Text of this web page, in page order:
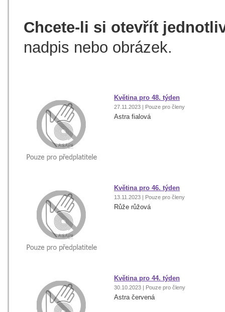
Chcete-li si otevřít
nadpis nebo obrázek.
Květina pro 48. týden
27.11.2023 | Pouze pro členy
Astra fialová
Květina pro 46. týden
13.11.2023 | Pouze pro členy
Růže růžová
Květina pro 44. týden
30.10.2023 | Pouze pro členy
Astra červená